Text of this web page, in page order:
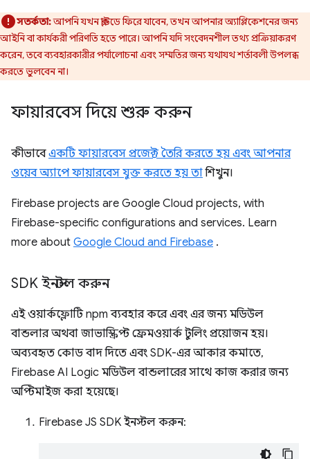
সতর্কতা:আপনি যখন ক্লাউডে ফিরে যাবেন, তখন আপনার অ্যাপ্লিকেশনের জন্য
আইনি বা কার্যকরী পরিণতি হতে পারে। আপনি যদি সংবেদনশীল তথ্য প্রক্রিয়াকরণ
করেন, তবে ব্যবহারকারীর পর্যালোচনা এবং সম্মতির জন্য যথাযথ শর্তাবলী উপলব্ধ
করতে ভুলবেন না।
ফায়ারবেস দিয়ে শুরু করুন
কীভাবেএকটি ফায়ারবেস প্রজেক্ট তৈরি করতে হয় এবং আপনার
ওয়েব অ্যাপে ফায়ারবেস যুক্ত করতে হয় তাশিখুন।
Firebase projects are Google Cloud projects, with
Firebase-specific configurations and services. Learn
more about Google Cloud and Firebase .
SDK ইনস্টল করুন
এই ওয়ার্কফ্লোটি npm ব্যবহার করে এবং এর জন্য মডিউল
বান্ডলার অথবা জাভাস্ক্রিপ্ট ফ্রেমওয়ার্ক টুলিং প্রয়োজন হয়।
অব্যবহৃত কোড বাদ দিতে এবং SDK-এর আকার কমাতে,
Firebase AI Logic মডিউল বান্ডলারের সাথে কাজ করার জন্য
অপ্টিমাইজ করা হয়েছে।
Firebase JS SDK ইনস্টল করুন: